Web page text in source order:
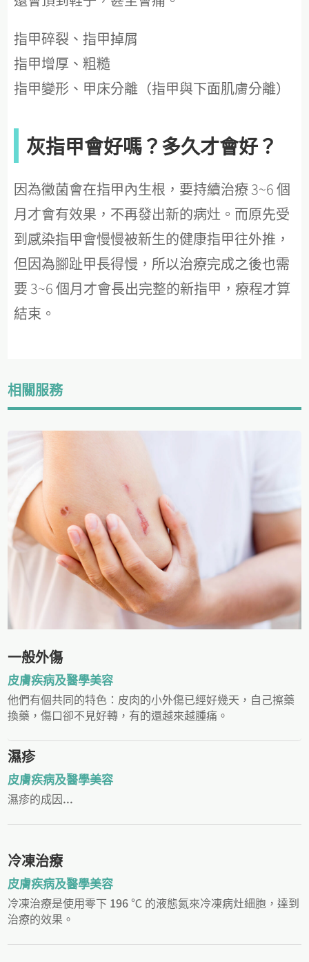
指甲碎裂、指甲掉屑
指甲增厚、粗糙
指甲變形、甲床分離（指甲與下面肌膚分離）
灰指甲會好嗎？多久才會好？
因為黴菌會在指甲內生根，要持續治療 3~6 個
月才會有效果，不再發出新的病灶。而原先受
到感染指甲會慢慢被新生的健康指甲往外推，
但因為腳趾甲長得慢，所以治療完成之後也需
要 3~6 個月才會長出完整的新指甲，療程才算
結束。
相關服務
一般外傷
皮膚疾病及醫學美容
他們有個共同的特色：皮肉的小外傷已經好幾天，自己擦藥
換藥，傷口卻不見好轉，有的還越來越腫痛。
濕疹
皮膚疾病及醫學美容
濕疹的成因...
冷凍治療
皮膚疾病及醫學美容
冷凍治療是使用零下 196 ℃ 的液態氮來冷凍病灶細胞，達到
治療的效果。